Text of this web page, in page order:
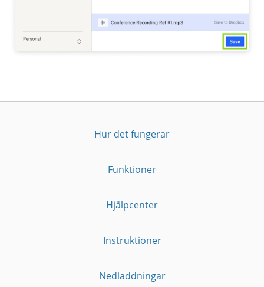
Hur det fungerar
Funktioner
Hjälpcenter
Instruktioner
Nedladdningar